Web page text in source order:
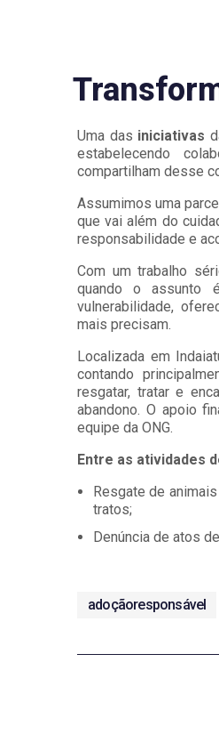
Uma das iniciativas
estabelecendo
compartilham desse
Assumimos uma
que vai além do
responsabilidade e
Com um trabalho
quando o assunto
vulnerabilidade,
mais precisam.
Localizada em
contando
resgatar, tratar e
abandono. O apoio
equipe da ONG.
Entre as atividades
Resgate de
tratos;
Denúncia de atos
adoçãoresponsável